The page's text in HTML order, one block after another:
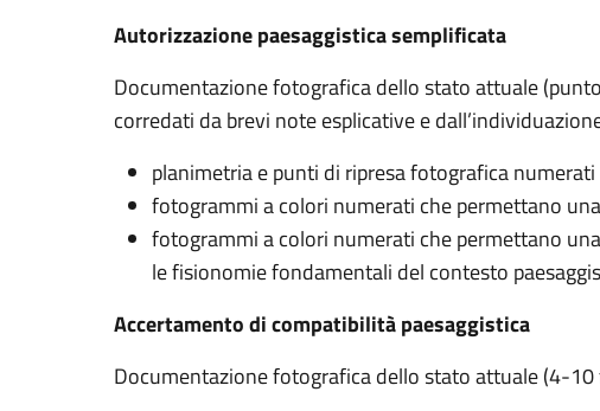
Autorizzazione paesaggistica semplificata
Documentazione fotografica dello stato attuale (punto
corredati da brevi note esplicative e
planimetria e punti di ripresa fotografica numerati
fotogrammi a colori numerati che permettano
fotogrammi a colori numerati che permettano
le fisionomie fondamentali del contesto
Accertamento di compatibilità paesaggistica
Documentazione fotografica dello stato attuale (4-10